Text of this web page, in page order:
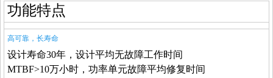
功能特点
高可靠，长寿命
设计寿命30年，设计平均无故障工作时间
MTBF>10万小时，功率单元故障平均修复时间